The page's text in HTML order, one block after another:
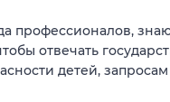
профессионалов,
отвечать
детей,